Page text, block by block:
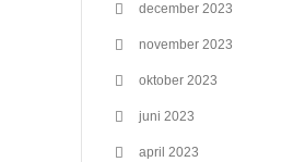
december 2023
november 2023
oktober 2023
juni 2023
april 2023